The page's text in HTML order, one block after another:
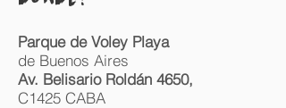
Parque de Voley Playa
de Buenos Aires
Av. Belisario Roldán 4650,
C1425 CABA